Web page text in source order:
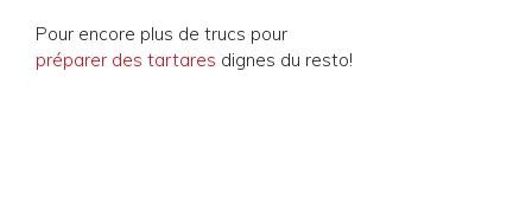
Pour encore plus de trucs pour
préparer des tartares dignes du resto!